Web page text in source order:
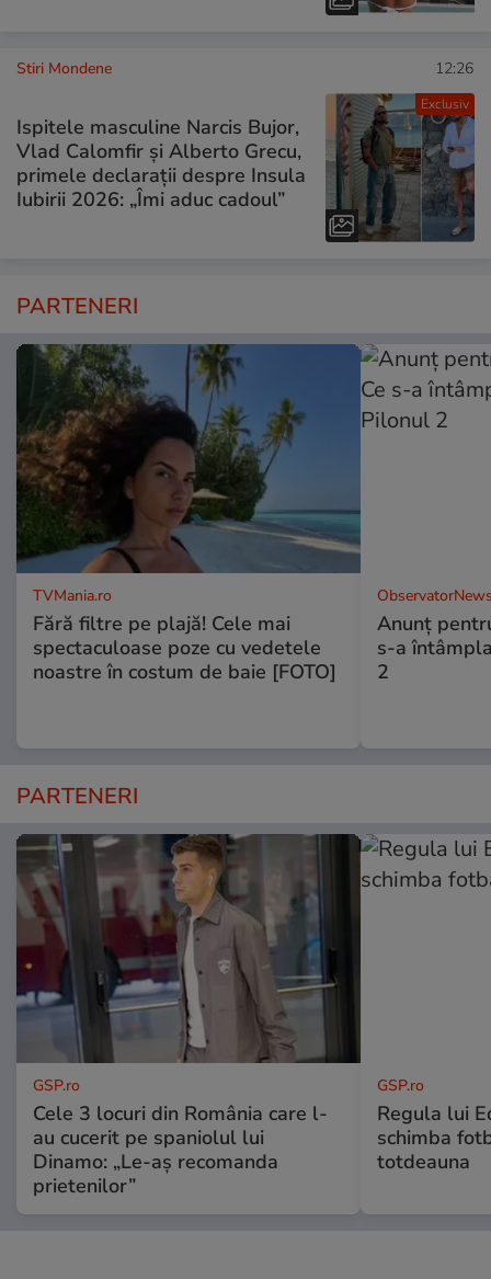
Exclusiv
Stiri Mondene 12:26
Ispitele masculine Narcis Bujor,
Vlad Calomfir și Alberto Grecu,
primele declarații despre Insula
Iubirii 2026: „Îmi aduc cadoul”
PARTENERI
TVMania.ro
Fără filtre pe plajă! Cele mai
spectaculoase poze cu vedetele
noastre în costum de baie [FOTO]
Anunţ
s-a
2
PARTENERI
GSP.ro
Cele 3 locuri din România care l-
au cucerit pe spaniolul lui
Dinamo: „Le-aș recomanda
prietenilor”
GSP.ro
Regula lui
schimba
totdeauna